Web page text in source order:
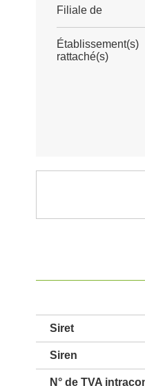
Filiale de
Établissement(s)
rattaché(s)
Siret
Siren
N° de TVA